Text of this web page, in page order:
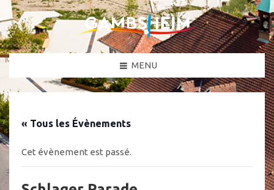
MENU
« Tous les Évènements
Cet évènement est passé.